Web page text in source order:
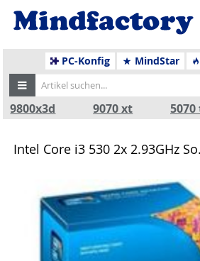
PC-Konfig MindStar
9800x3d 9070 xt 5070
Intel Core i3 530 2x 2.93GHz